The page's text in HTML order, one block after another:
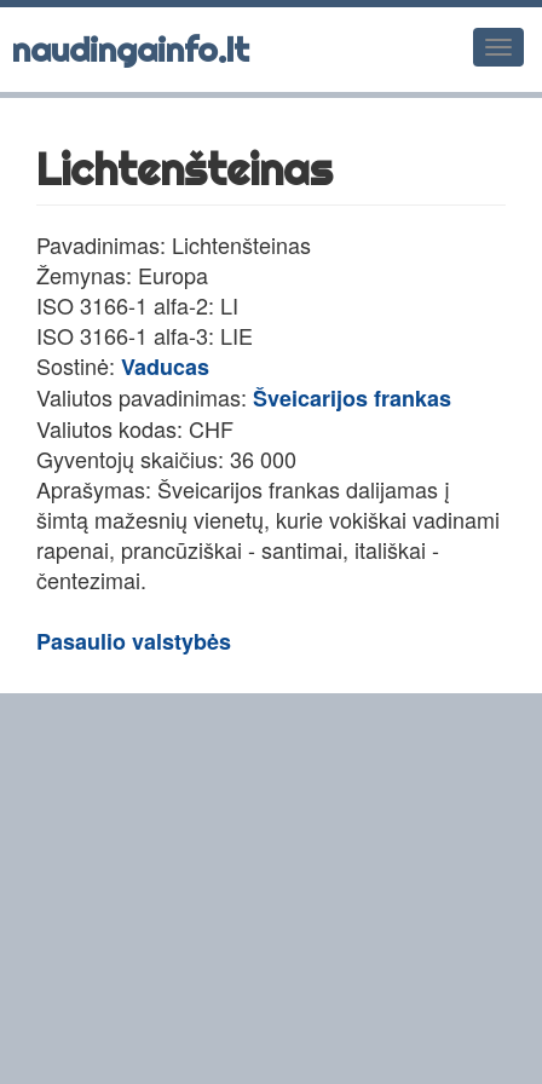
naudingainfo.lt
Lichtenšteinas
Pavadinimas: Lichtenšteinas
Žemynas: Europa
ISO 3166-1 alfa-2: LI
ISO 3166-1 alfa-3: LIE
Sostinė: Vaducas
Valiutos pavadinimas: Šveicarijos frankas
Valiutos kodas: CHF
Gyventojų skaičius: 36 000
Aprašymas: Šveicarijos frankas dalijamas į
šimtą mažesnių vienetų, kurie vokiškai vadinami
rapenai, prancūziškai - santimai, itališkai -
čentezimai.
Pasaulio valstybės